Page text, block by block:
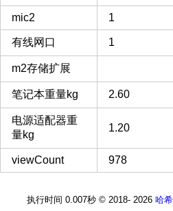
mic2 1
有线网口 1
m2存储扩展
笔记本重量kg 2.60
电源适配器重
量kg
1.20
viewCount 978
执行时间 0.007秒 © 2018- 2026 哈